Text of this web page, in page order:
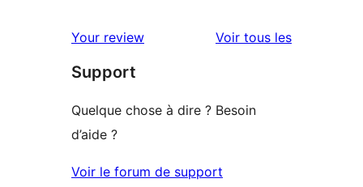
2
à
1
Your review Voir tous lesavis
Support
Quelque chose à dire ? Besoin
d’aide ?
Voir le forum de support